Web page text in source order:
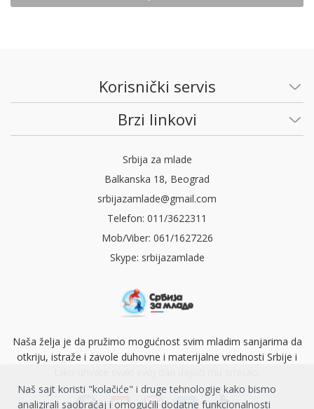
Naš sajt koristi "kolačiće" i druge tehnologije kako bismo
analizirali saobraćaj i omogućili dodatne funkcionalnosti
Korisnički servis
Brzi linkovi
Srbija za mlade
Balkanska 18, Beograd
srbijazamlade@gmail.com
Telefon: 011/3622311
Mob/Viber: 061/1627226
Skype: srbijazamlade
Naša želja je da pružimo mogućnost svim mladim sanjarima da
otkriju, istraže i zavole duhovne i materijalne vrednosti Srbije i